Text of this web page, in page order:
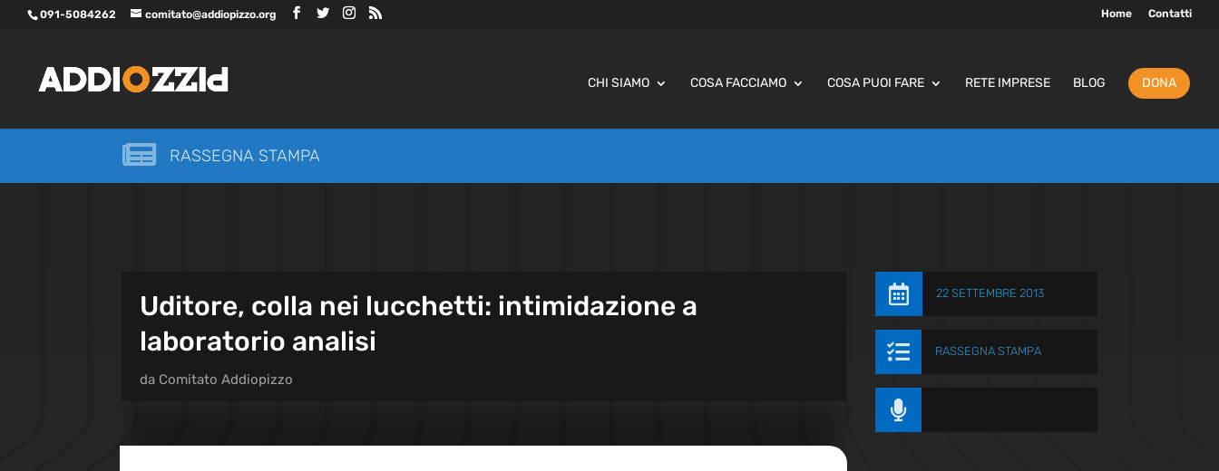
091-5084262 comitato@addiopizzo.org Home Contatti
CHI SIAMO COSA FACCIAMO COSA PUOI FARE RETE IMPRESE BLOG DONA
 RASSEGNA STAMPA
Uditore, colla nei lucchetti: intimidazione a
laboratorio analisi
da Comitato Addiopizzo
 22 SETTEMBRE 2013
 RASSEGNA STAMPA
